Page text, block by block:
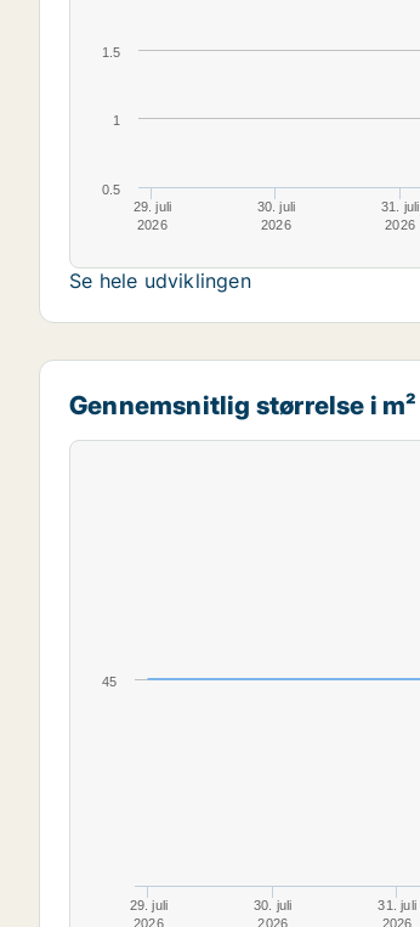
29. juli
2026
30. juli
2026
31. juli
2026
0.5
1
1.5
Se hele udviklingen
Gennemsnitlig størrelse i m²
29. juli
2026
30. juli
2026
31. juli
2026
45